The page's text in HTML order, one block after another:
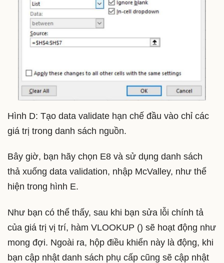
Hình D: Tạo data validate hạn chế đầu vào chỉ các
giá trị trong danh sách nguồn.
Bây giờ, bạn hãy chọn E8 và sử dụng danh sách
thả xuống data validation, nhập McValley, như thể
hiện trong hình E.
Như bạn có thể thấy, sau khi bạn sửa lỗi chính tả
của giá trị vị trí, hàm VLOOKUP () sẽ hoạt động như
mong đợi. Ngoài ra, hộp điều khiển này là động, khi
bạn cập nhật danh sách phụ cấp cũng sẽ cập nhật